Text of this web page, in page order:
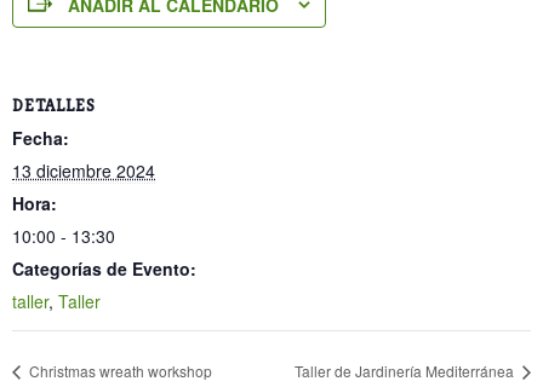
DETALLES
Fecha:
13 diciembre 2024
Hora:
10:00 - 13:30
Categorías de Evento:
taller, Taller
Christmas wreath workshop Taller de Jardinería Mediterránea